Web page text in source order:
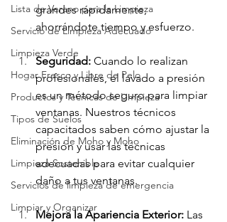
Lista de Verano para la Limpieza
Servicio de Limpieza Adecuado
Limpieza Verde
Hogar Fresco y Libre de Pelo
Productos y Técnicas de Limpieza
Tipos de Suelos
Eliminación de Moho y Moho
Limpieza Sostenible
Servicios de limpieza de emergencia
Limpiar y Organizar
grandes rápidamente,
ahorrándote tiempo y esfuerzo.
Seguridad: Cuando lo realizan
profesionales, el lavado a presión
es un método seguro para limpiar
ventanas. Nuestros técnicos
capacitados saben cómo ajustar la
presión y usar las técnicas
adecuadas para evitar cualquier
daño a tus ventanas.
Mejora la Apariencia Exterior: Las